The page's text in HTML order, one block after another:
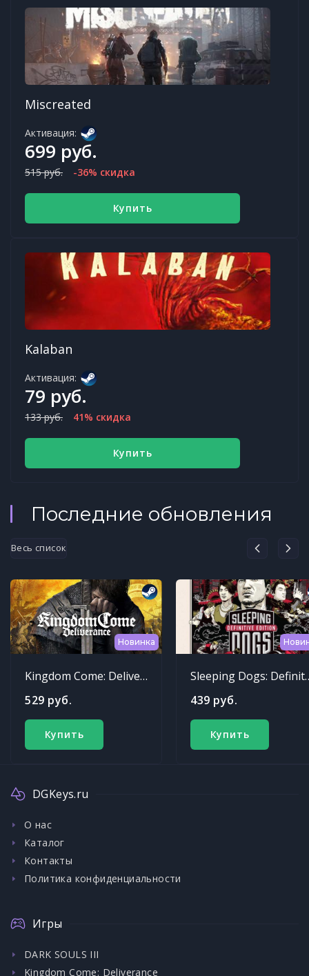
Miscreated
Активация:
699 руб.
515 руб. -36% скидка
Купить
Kalaban
Активация:
79 руб.
133 руб. 41% скидка
Купить
Последние обновления
Весь список
Новинка
Kingdom Come: Deliverance
529 руб.
Купить
Sleeping
439 руб.
Купить
DGKeys.ru
О нас
Каталог
Контакты
Политика конфиденциальности
Игры
DARK SOULS III
Kingdom Come: Deliverance